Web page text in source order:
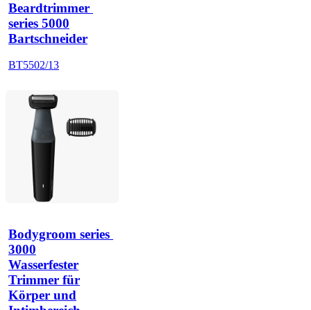
Beardtrimmer
series 5000
Bartschneider
BT5502/13
Bodygroom series
3000
Wasserfester
Trimmer für
Körper und